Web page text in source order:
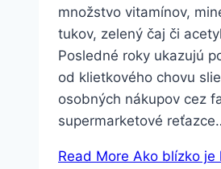
množstvo vitamínov,
tukov, zelený čaj či
Posledné roky ukazujú
od klietkového chovu
osobných nákupov cez
supermarketové
Read More Ako blízko je